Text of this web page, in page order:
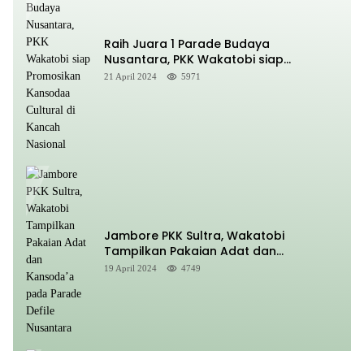
Raih Juara 1 Parade Budaya
Nusantara, PKK Wakatobi siap
Promosikan Kansodaa Cultural di
21 April 2024 5971
Jambore PKK Sultra, Wakatobi
Tampilkan Pakaian Adat dan
Kansoda’a pada Parade Defile
19 April 2024 4749